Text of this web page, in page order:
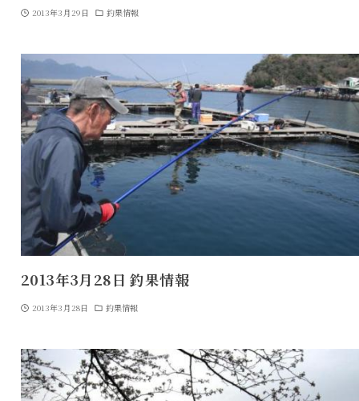
2013年3月29日 釣果情報
2013年3月28日 釣果情報
2013年3月28日 釣果情報